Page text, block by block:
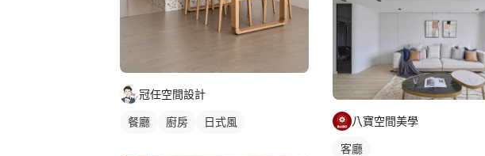
冠任空間設計
餐廳 廚房 日式風 八寶空間美學
客廳